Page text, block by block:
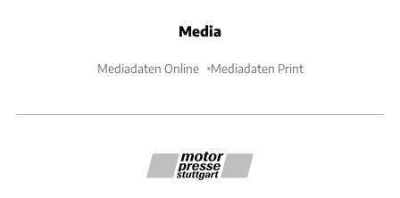
Media
Mediadaten Online Mediadaten Print